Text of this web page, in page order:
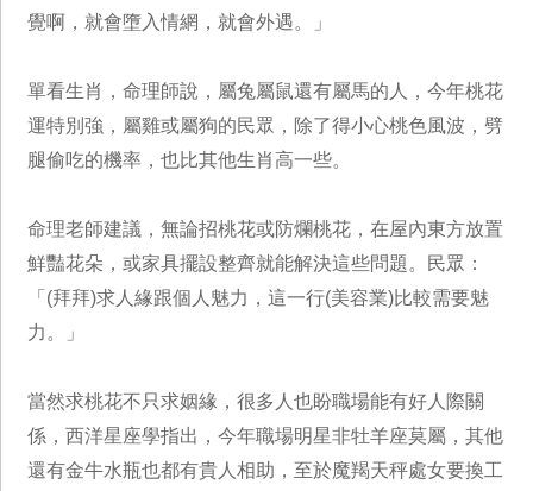
覺啊，就會墮入情網，就會外遇。」
單看生肖，命理師說，屬兔屬鼠還有屬馬的人，今年桃花
運特別強，屬雞或屬狗的民眾，除了得小心桃色風波，劈
腿偷吃的機率，也比其他生肖高一些。
命理老師建議，無論招桃花或防爛桃花，在屋內東方放置
鮮豔花朵，或家具擺設整齊就能解決這些問題。民眾：
「(拜拜)求人緣跟個人魅力，這一行(美容業)比較需要魅
力。」
當然求桃花不只求姻緣，很多人也盼職場能有好人際關
係，西洋星座學指出，今年職場明星非牡羊座莫屬，其他
還有金牛水瓶也都有貴人相助，至於魔羯天秤處女要換工